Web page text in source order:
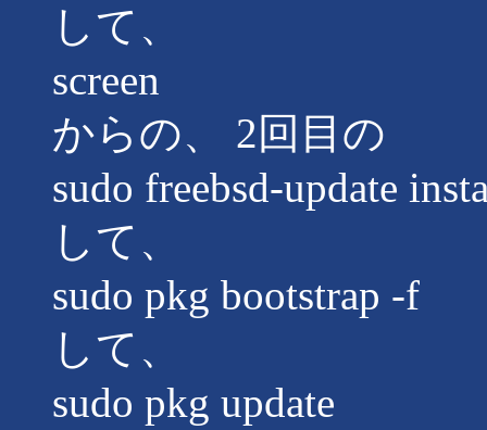
して、
screen
からの、 2回目の
sudo freebsd-update
して、
sudo pkg bootstrap -f
して、
sudo pkg update